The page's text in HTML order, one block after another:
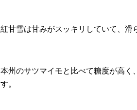
紅甘雪は甘みがスッキリしていて、滑
本州のサツマイモと比べて糖度が高
す。